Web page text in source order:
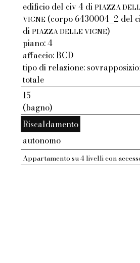
edificio del civ 4 diPIAZZA
VIGNE (corpo 6430004_2 del
diPIAZZA DELLE VIGNE)
piano: 4
affaccio: BCD
tipo di relazione:
totale
15
(bagno)
Riscaldamento
autonomo
Appartamento su 4 livelli con